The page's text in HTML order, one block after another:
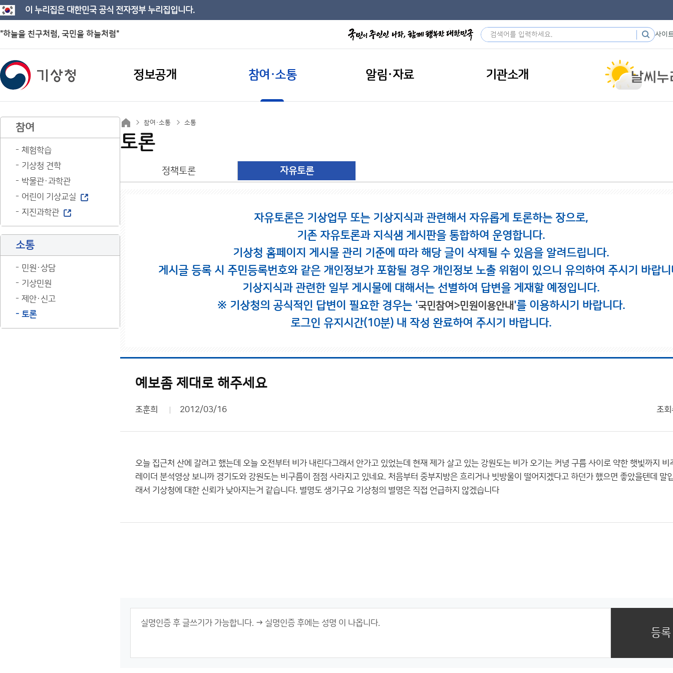
이 누리집은 대한민국 공식 전자정부 누리집입니다.
"하늘을 친구처럼, 국민을 하늘처럼" 사이
정보공개 참여·소통 알림·자료 기관소개
참여
체험학습
기상청 견학
박물관·과학관
어린이 기상교실
지진과학관
소통
민원·상담
기상민원
제안·신고
토론
참여·소통 소통
토론
정책토론 자유토론
자유토론은 기상업무 또는 기상지식과 관련해서 자유롭게 토론하는 장으로,
기존 자유토론과 지식샘 게시판을 통합하여 운영합니다.
기상청 홈페이지 게시물 관리 기준에 따라 해당 글이 삭제될 수 있음을 알려드립니다.
게시글 등록 시 주민등록번호와 같은 개인정보가 포함될 경우 개인정보 노출 위험이 있으니 유의하여 주시기 바랍니
기상지식과 관련한 일부 게시물에 대해서는 선별하여 답변을 게재할 예정입니다.
※ 기상청의 공식적인 답변이 필요한 경우는 '국민참여>민원이용안내'를 이용하시기 바랍니다.
로그인 유지시간(10분) 내 작성 완료하여 주시기 바랍니다.
예보좀 제대로 해주세요
조훈희 2012/03/16 조회
오늘 집근처 산에 갈려고 했는데 오늘 오전부터 비가 내린다그래서 안가고 있었는데 현재 제가 살고 있는 강원도는 비가 오기는 커녕 구름 사이로 약한 햇빛까지 비
레이더 분석영상 보니까 경기도와 강원도는 비구름이 점점 사라지고 있네요. 처음부터 중부지방은 흐리거나 빗방울이 떨어지겠다고 하던가 했으면 좋았을텐데 말
래서 기상청에 대한 신뢰가 낮아지는거 같습니다. 별명도 생기구요 기상청의 별명은 직접 언급하지 않겠습니다
등록